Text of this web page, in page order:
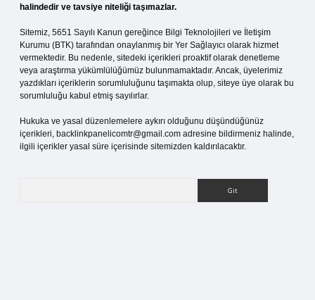
halindedir ve tavsiye niteliği taşımazlar.
Sitemiz, 5651 Sayılı Kanun gereğince Bilgi Teknolojileri ve İletişim
Kurumu (BTK) tarafından onaylanmış bir Yer Sağlayıcı olarak hizmet
vermektedir. Bu nedenle, sitedeki içerikleri proaktif olarak denetleme
veya araştırma yükümlülüğümüz bulunmamaktadır. Ancak, üyelerimiz
yazdıkları içeriklerin sorumluluğunu taşımakta olup, siteye üye olarak bu
sorumluluğu kabul etmiş sayılırlar.
Hukuka ve yasal düzenlemelere aykırı olduğunu düşündüğünüz
içerikleri, backlinkpanelicomtr@gmail.com adresine bildirmeniz halinde,
ilgili içerikler yasal süre içerisinde sitemizden kaldırılacaktır.